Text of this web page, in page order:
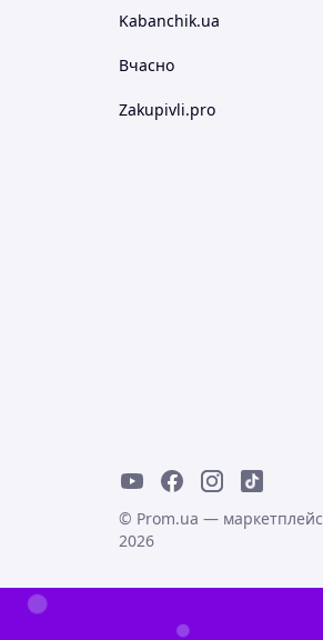
Kabanchik.ua
Вчасно
Zakupivli.pro
© Prom.ua — маркетплейс
2026